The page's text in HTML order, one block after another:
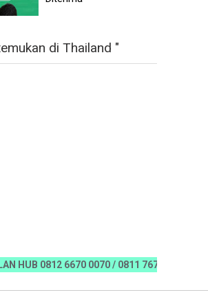
di Thailand "
0812 6670 0070 / 0811 7673 35,